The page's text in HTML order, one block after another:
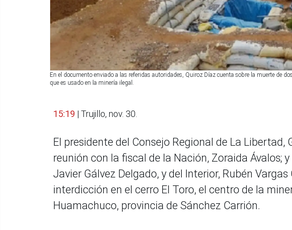
En el documento enviado a las referidas autoridades, Quiroz Díaz cuenta sobre la muerte de
que es usado en la minería ilegal.
15:19 | Trujillo, nov. 30.
El presidente del Consejo Regional de La Libertad,
reunión con la fiscal de la Nación, Zoraida Ávalos;
Javier Gálvez Delgado, y del Interior, Rubén
interdicción en el cerro El Toro, el centro de la
Huamachuco, provincia de Sánchez Carrión.